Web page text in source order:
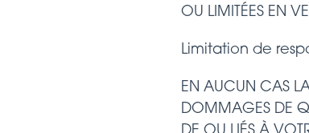
OU LIMITÉES EN
Limitation de
EN AUCUN CAS
DOMMAGES DE